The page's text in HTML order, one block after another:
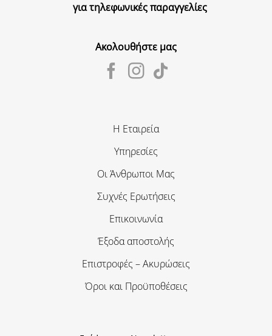
για τηλεφωνικές παραγγελίες
Ακολουθήστε μας
Η Εταιρεία
Υπηρεσίες
Οι Άνθρωποι Μας
Συχνές Ερωτήσεις
Επικοινωνία
Έξοδα αποστολής
Επιστροφές – Ακυρώσεις
Όροι και Προϋποθέσεις